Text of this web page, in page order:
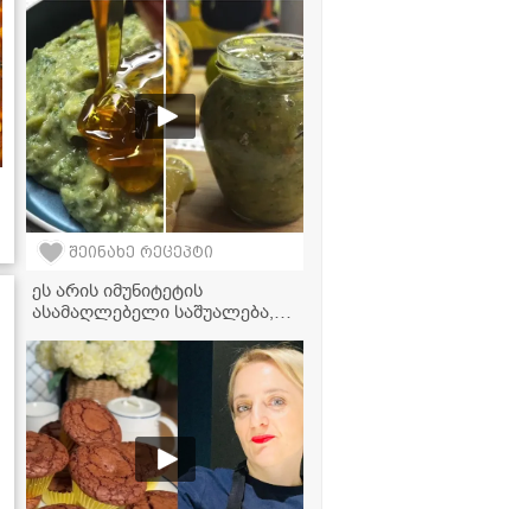
შეინახე რეცეპტი
ეს არის იმუნიტეტის
ასამაღლებელი საშუალება,
მხოლოდ 4 ინგრედიენტი
დაგჭირდებათ!